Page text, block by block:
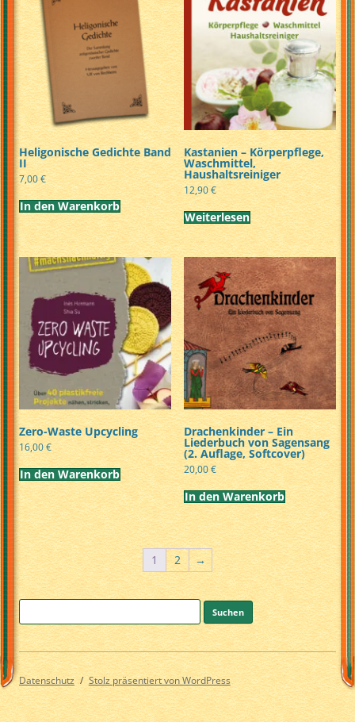
Heligonische Gedichte Band
II
7,00€
In den Warenkorb
Kastanien – Körperpflege,
Waschmittel,
Haushaltsreiniger
12,90€
Weiterlesen
Zero-Waste Upcycling
16,00€
In den Warenkorb
Drachenkinder – Ein
Liederbuch von Sagensang
(2. Auflage, Softcover)
20,00€
In den Warenkorb
1 2 →
Suchen
nach:
Datenschutz Stolz präsentiert von WordPress